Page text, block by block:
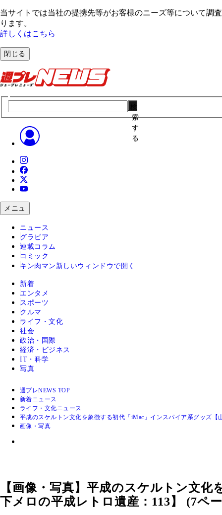
当サイトでは当社の提携先等がお客様のニーズ等について調
ります。
詳しくはこちら
閉じる
索
す
る
メニュ
ニュース
グラビア
連載コラム
コミック
キン肉マン 新しいウィンドウで開く
新着
エンタメ
スポーツ
クルマ
ライフ・文化
社会
政治・国際
経済・ビジネス
IT・科学
写真
週プレNEWS TOP
新着ニュース
ライフ・文化ニュース
平成のスケルトン文化を象徴する初代「iMac」インスパイア系グッズ【
画像・写真
【画像・写真】平成のスケルトン文
下メロの平成レトロ遺産：113】 (7ペ